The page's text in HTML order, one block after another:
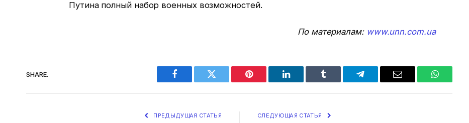
Путина полный набор военных возможностей.
По материалам: www.unn.com.ua
SHARE.
Facebook Twitter Pinterest LinkedIn Tumblr Telegram Email WhatsApp
ПРЕДЫДУЩАЯ СТАТЬЯ СЛЕДУЮЩАЯ СТАТЬЯ